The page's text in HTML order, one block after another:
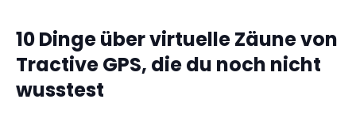
10 Dinge über virtuelle Zäune von
Tractive GPS, die du noch nicht
wusstest